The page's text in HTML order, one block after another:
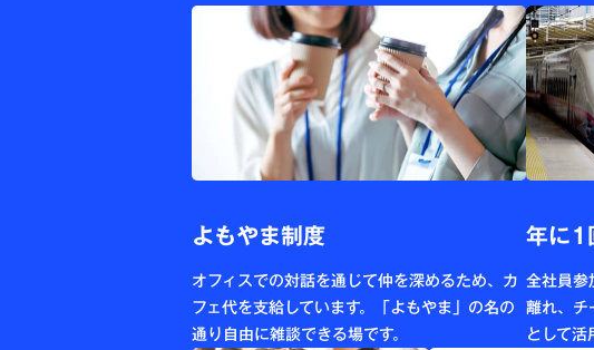
よもやま制度
オフィスでの対話を通じて仲を深めるため、カ
フェ代を支給しています。「よもやま」の名の
通り自由に雑談できる場です。
年に1
全社員参
離れ、チ
として活